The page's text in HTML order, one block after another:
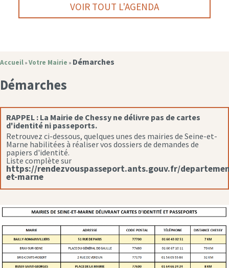
VOIR TOUT L'AGENDA
Accueil » Votre Mairie » Démarches
Démarches
RAPPEL : La Mairie de Chessy ne délivre pas de cartes
d'identité ni passeports.
Retrouvez ci-dessous, quelques unes des mairies de Seine-et-
Marne habilitées à réaliser vos dossiers de demandes de
papiers d'identité.
Liste complète sur
https://rendezvouspasseport.ants.gouv.fr/
et-marne